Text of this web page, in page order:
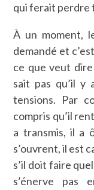
qui ferait perdre
À un moment,
demandé et
ce que veut dire
sait pas qu’il y
tensions. Par
compris qu’il
a transmis, il a
s’ouvrent, il est
s’il doit faire
s’énerve pas